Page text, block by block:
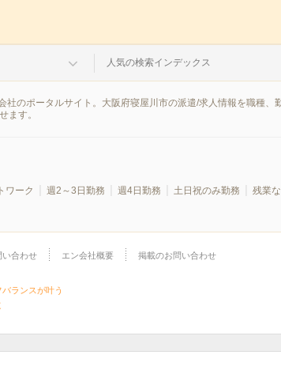
人気の検索インデックス
のポータルサイト。大阪府寝屋川市の派遣/求人情報を職種、
ます。
ワーク 週2～3日勤務 週4日勤務 土日祝のみ勤務
残業
い合わせ エン会社概要 掲載のお問い合わせ
ランスが叶う